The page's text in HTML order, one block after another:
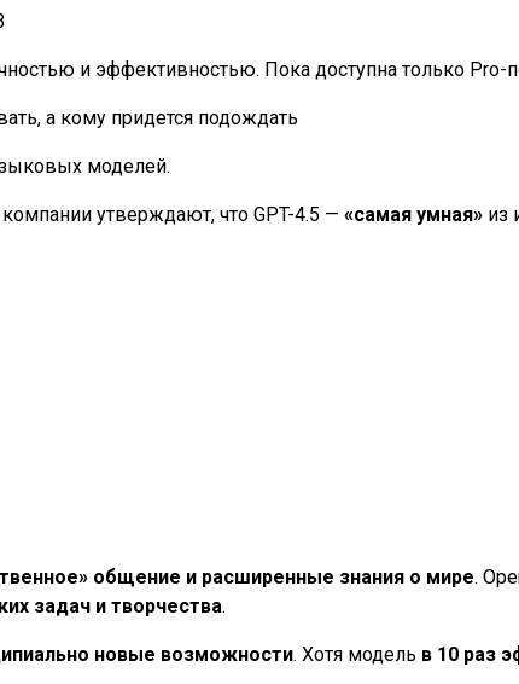
и эффективностью. Пока доступна только Pro-
моделей.
утверждают, что GPT-4.5 — «самая умная» из
общение и расширенные знания о мире.
задач и творчества.
новые возможности. Хотя модель в 10 раз